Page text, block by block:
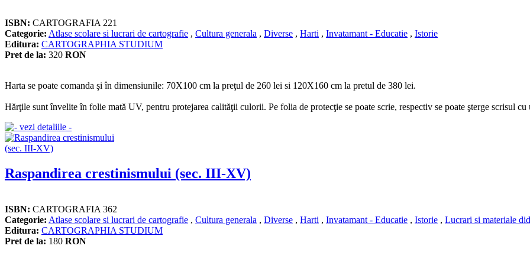
ISBN: CARTOGRAFIA 221
Categorie: Atlase scolare si lucrari de cartografie , Cultura generala , Diverse , Harti , Invatamant - Educatie , Istorie
Editura: CARTOGRAPHIA STUDIUM
Pret de la: 320 RON
Harta se poate comanda şi în dimensiunile: 70X100 cm la preţul de 260 lei si 120X160 cm la pretul de 380 lei.
Hărţile sunt învelite în folie mată UV, pentru protejarea calităţii culorii. Pe folia de protecţie se poate scrie, respectiv se poate şterge scrisul cu
Raspandirea crestinismului (sec. III-XV)
ISBN: CARTOGRAFIA 362
Categorie: Atlase scolare si lucrari de cartografie , Cultura generala , Diverse , Harti , Invatamant - Educatie , Istorie , Lucrari si materiale
Editura: CARTOGRAPHIA STUDIUM
Pret de la: 180 RON